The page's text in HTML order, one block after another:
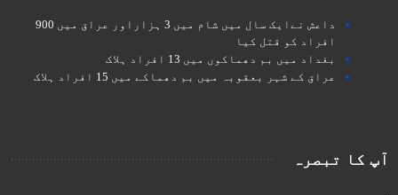
داعش نےایک سال میں شام میں 3 ہزاراور عراق میں 900
افراد کو قتل کیا
بغداد میں بم دھماکوں میں 13 افراد ہلاک
عراق کے شہر بعقوبہ میں بم دھماکے میں 15 افراد ہلاک
آپ کا تبصرہ